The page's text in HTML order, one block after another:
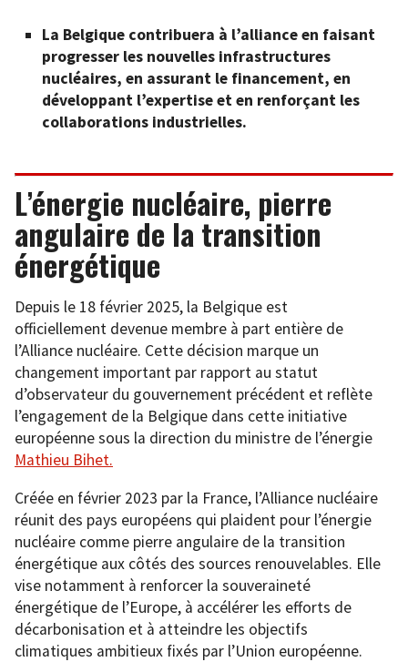
La Belgique contribuera à l’alliance en faisant
progresser les nouvelles infrastructures
nucléaires, en assurant le financement, en
développant l’expertise et en renforçant les
collaborations industrielles.
L’énergie nucléaire, pierre
angulaire de la transition
énergétique
Depuis le 18 février 2025, la Belgique est
officiellement devenue membre à part entière de
l’Alliance nucléaire. Cette décision marque un
changement important par rapport au statut
d’observateur du gouvernement précédent et reflète
l’engagement de la Belgique dans cette initiative
européenne sous la direction du ministre de l’énergie
Mathieu Bihet.
Créée en février 2023 par la France, l’Alliance nucléaire
réunit des pays européens qui plaident pour l’énergie
nucléaire comme pierre angulaire de la transition
énergétique aux côtés des sources renouvelables. Elle
vise notamment à renforcer la souveraineté
énergétique de l’Europe, à accélérer les efforts de
décarbonisation et à atteindre les objectifs
climatiques ambitieux fixés par l’Union européenne.